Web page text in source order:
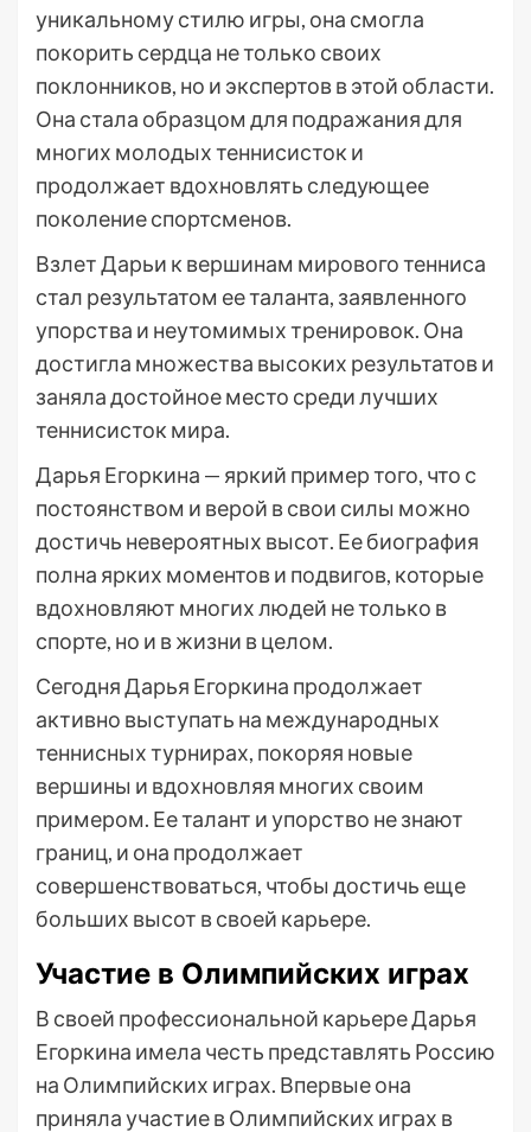
уникальному стилю игры, она смогла
покорить сердца не только своих
поклонников, но и экспертов в этой области.
Она стала образцом для подражания для
многих молодых теннисисток и
продолжает вдохновлять следующее
поколение спортсменов.
Взлет Дарьи к вершинам мирового тенниса
стал результатом ее таланта, заявленного
упорства и неутомимых тренировок. Она
достигла множества высоких результатов и
заняла достойное место среди лучших
теннисисток мира.
Дарья Егоркина — яркий пример того, что с
постоянством и верой в свои силы можно
достичь невероятных высот. Ее биография
полна ярких моментов и подвигов, которые
вдохновляют многих людей не только в
спорте, но и в жизни в целом.
Сегодня Дарья Егоркина продолжает
активно выступать на международных
теннисных турнирах, покоряя новые
вершины и вдохновляя многих своим
примером. Ее талант и упорство не знают
границ, и она продолжает
совершенствоваться, чтобы достичь еще
больших высот в своей карьере.
Участие в Олимпийских играх
В своей профессиональной карьере Дарья
Егоркина имела честь представлять Россию
на Олимпийских играх. Впервые она
приняла участие в Олимпийских играх в